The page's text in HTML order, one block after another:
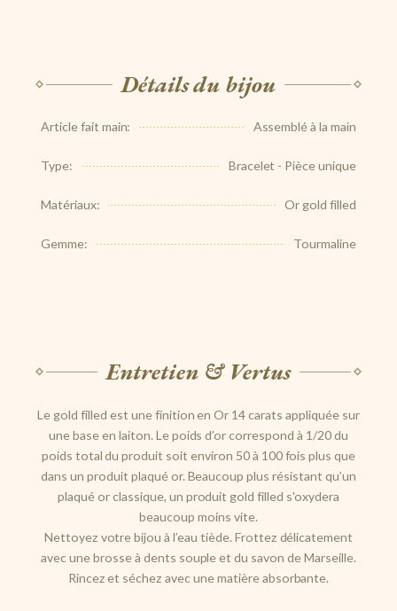
Détails du bijou
Article fait main: Assemblé à la main
Type: Bracelet - Pièce unique
Matériaux: Or gold filled
Gemme: Tourmaline
Entretien & Vertus
Le gold filled est une finition en Or 14 carats appliquée sur
une base en laiton. Le poids d’or correspond à 1/20 du
poids total du produit soit environ 50 à 100 fois plus que
dans un produit plaqué or. Beaucoup plus résistant qu’un
plaqué or classique, un produit gold filled s'oxydera
beaucoup moins vite.
Nettoyez votre bijou à l’eau tiède. Frottez délicatement
avec une brosse à dents souple et du savon de Marseille.
Rincez et séchez avec une matière absorbante.